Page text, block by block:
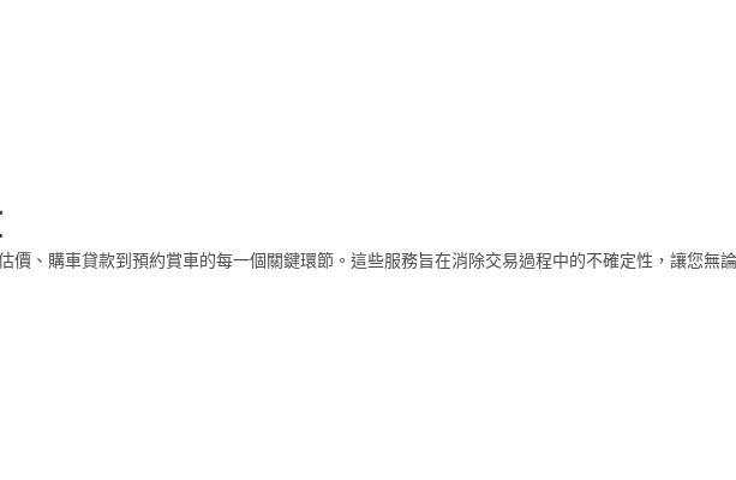
、購車貸款到預約賞車的每一個關鍵環節。這些服務旨在消除交易過程中的不確定性，讓您無